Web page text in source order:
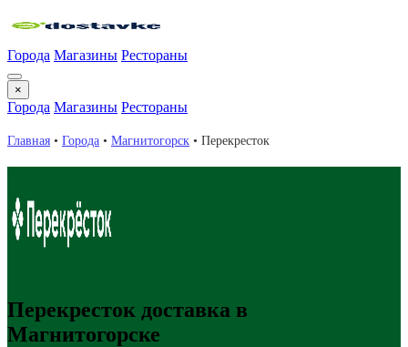
Города Магазины Рестораны
×
Города Магазины Рестораны
Главная • Города • Магнитогорск • Перекресток
Перекресток доставка в
Магнитогорске